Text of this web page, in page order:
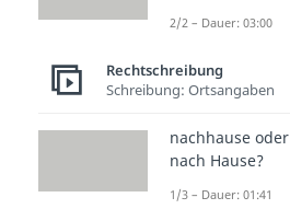
2/2 – Dauer: 03:00
Rechtschreibung
Schreibung: Ortsangaben
nachhause oder
nach Hause?
1/3 – Dauer: 01:41